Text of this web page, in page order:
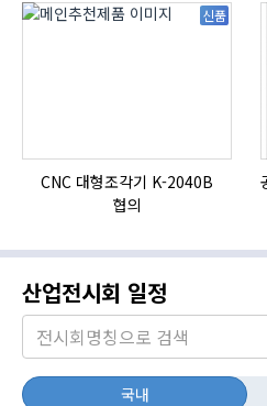
신품
CNC 대형조각기 K-2040B
협의
산업전시회 일정
국내